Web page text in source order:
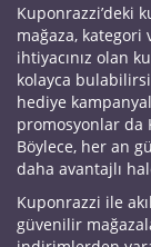
Kuponrazzi’deki
mağaza, kategori
ihtiyacınız olan
kolayca
hediye
promosyonlar da
Böylece, her an
daha avantajlı
Kuponrazzi ile
güvenilir